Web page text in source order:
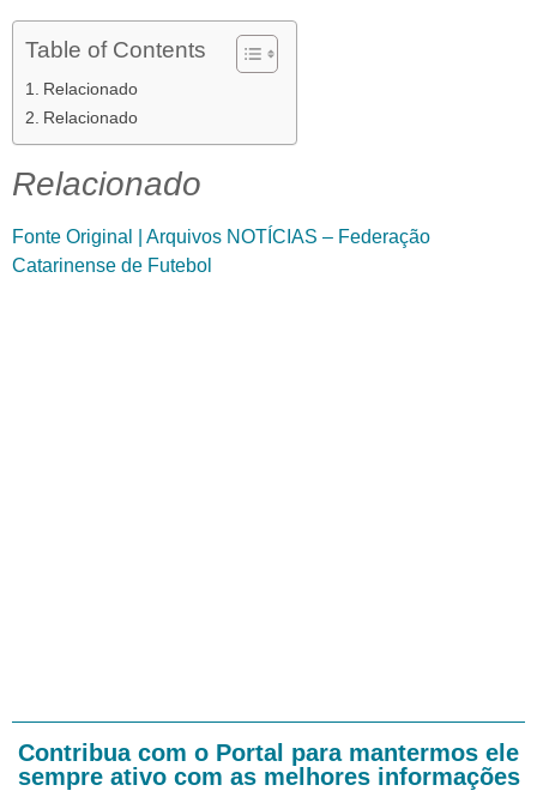
Table of Contents
Relacionado
Relacionado
Relacionado
Fonte Original | Arquivos NOTÍCIAS – Federação
Catarinense de Futebol
Contribua com o Portal para mantermos ele
sempre ativo com as melhores informações